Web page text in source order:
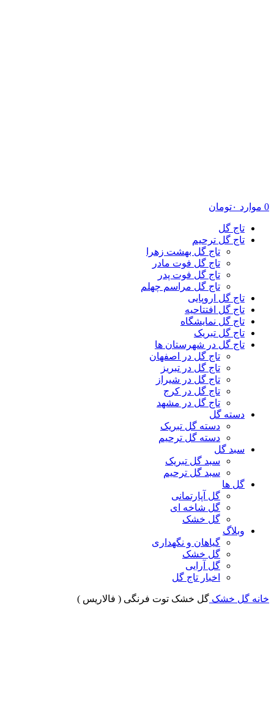
0 موارد ۰تومان
تاج گل
تاج گل ترحیم
تاج گل بهشت زهرا
تاج گل فوت مادر
تاج گل فوت پدر
تاج گل مراسم چهلم
تاج گل اروپایی
تاج گل افتتاحیه
تاج گل نمایشگاه
تاج گل تبریک
تاج گل در شهرستان ها
تاج گل در اصفهان
تاج گل در تبریز
تاج گل در شیراز
تاج گل در کرج
تاج گل در مشهد
دسته گل
دسته گل تبریک
دسته گل ترحیم
سبد گل
سبد گل تبریک
سبد گل ترحیم
گل ها
گل آپارتمانی
گل شاخه ای
گل خشک
وبلاگ
گیاهان و نگهداری
گل خشک
گل آرایی
اخبار تاج گل
خانه گل خشک گل خشک توت فرنگی ( فالاریس )